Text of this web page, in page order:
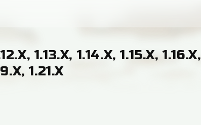
1.13.X, 1.14.X, 1.15.X, 1.16.X,
1.21.X